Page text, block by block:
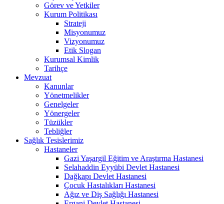
Görev ve Yetkiler
Kurum Politikası
Strateji
Misyonumuz
Vizyonumuz
Etik Slogan
Kurumsal Kimlik
Tarihçe
Mevzuat
Kanunlar
Yönetmelikler
Genelgeler
Yönergeler
Tüzükler
Tebliğler
Sağlık Tesislerimiz
Hastaneler
Gazi Yaşargil Eğitim ve Araştırma Hastanesi
Selahaddin Eyyübi Devlet Hastanesi
Dağkapı Devlet Hastanesi
Çocuk Hastalıkları Hastanesi
Ağız ve Diş Sağlığı Hastanesi